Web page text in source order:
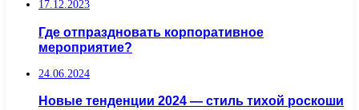
17.12.2023
Где отпраздновать корпоративное
мероприятие?
24.06.2024
Новые тенденции 2024 — стиль тихой роскоши